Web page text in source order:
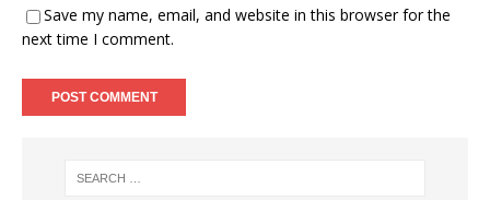
Save my name, email, and website in this browser for the
next time I comment.